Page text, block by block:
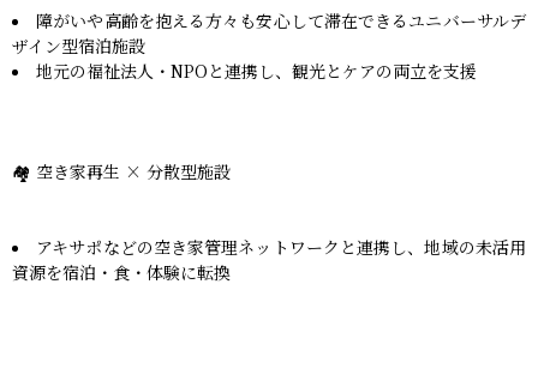
障がいや高齢を抱える方々も安心して滞在できるユニバーサルデ
ザイン型宿泊施設
地元の福祉法人・NPOと連携し、観光とケアの両立を支援
🏘️ 空き家再生 × 分散型施設
アキサポなどの空き家管理ネットワークと連携し、地域の未活用
資源を宿泊・食・体験に転換